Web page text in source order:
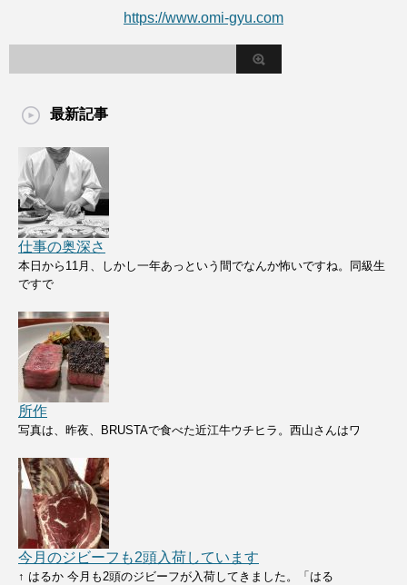
https://www.omi-gyu.com
最新記事
仕事の奥深さ
本日から11月、しかし一年あっという間でなんか怖いですね。同級生
ですで
所作
写真は、昨夜、BRUSTAで食べた近江牛ウチヒラ。西山さんはワ
今月のジビーフも2頭入荷しています
↑ はるか 今月も2頭のジビーフが入荷してきました。「はる